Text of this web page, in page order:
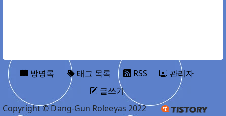
방명록 태그 목록 RSS
관리자
글쓰기
Copyright © Dang-Gun Roleeyas 2022